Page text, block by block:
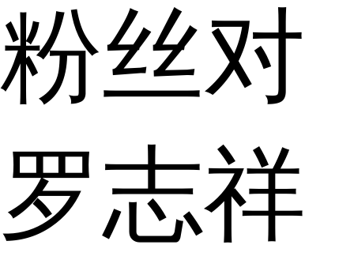
粉丝对
罗志祥